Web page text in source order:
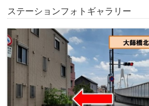
ステーションフォトギャラリー